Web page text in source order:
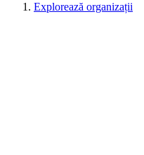
Explorează organizații